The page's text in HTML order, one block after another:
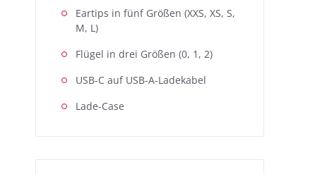
Eartips in fünf Größen (XXS, XS, S,
M, L)
Flügel in drei Größen (0, 1, 2)
USB-C auf USB-A-Ladekabel
Lade-Case